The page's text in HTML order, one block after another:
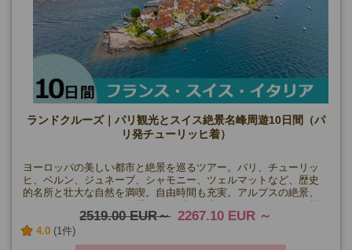
ランドクルーズ｜パリ観光とスイス絶景名峰周遊10日間（パ
リ発チューリッヒ着）
ヨーロッパの美しい都市と絶景を巡るツアー。パリ、チューリッ
ヒ、ベルン、ジュネーブ、シャモニー、ツェルマットなど、歴史
的名所と壮大な自然を満喫。自由時間も充実。アルプスの絶景、
スイスのチョコレート工場、モンブラン山やマッターホルンの壮
大な絶景をお楽しみいただけます。
2519.00 EUR 2267.10 EUR
4.0 (1件)